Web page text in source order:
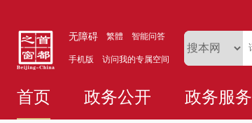
无障碍 繁體 智能问答
手机版 访问我的专属空间
首页 政务公开 政务服务